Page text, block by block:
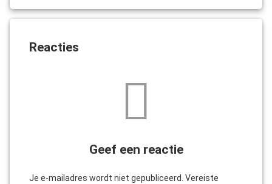
Reacties
Geef een reactie
Je e-mailadres wordt niet gepubliceerd. Vereiste